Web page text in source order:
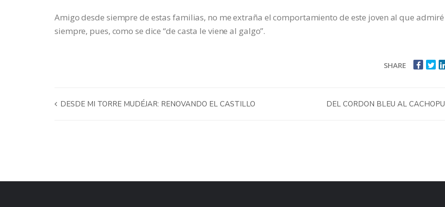
Amigo desde siempre de estas familias, no me extraña el comportamiento de este joven al que admiré
siempre, pues, como se dice “de casta le viene al galgo”.
SHARE
DESDE MI TORRE MUDÉJAR: RENOVANDO EL CASTILLO DEL CORDON BLEU AL CACHOPU